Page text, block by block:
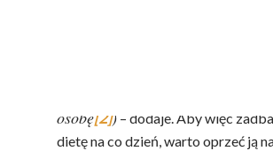
osobę[2]) – dodaje. Aby więc
dietę na co dzień, warto oprzeć ją